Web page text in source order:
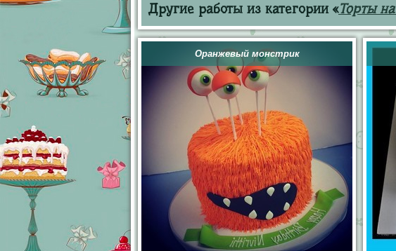
Другие работы из категории «Торты
Оранжевый монстрик